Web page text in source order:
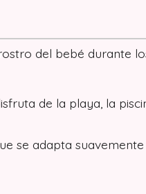
del bebé durante
de la playa, la
se adapta